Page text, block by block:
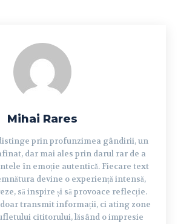
Mihai Rares
prin profunzimea gândirii, un
dar mai ales prin darul rar de a
în emoție autentică. Fiecare text
devine o experiență intensă,
să inspire și să provoace reflecție.
transmit informații, ci ating zone
cititorului, lăsând o impresie